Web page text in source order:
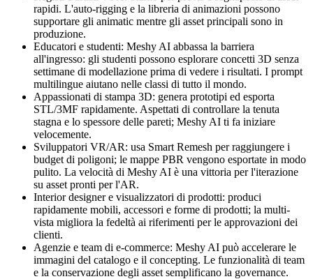
rapidi. L'auto-rigging e la libreria di animazioni possono
supportare gli animatic mentre gli asset principali sono in
produzione.
Educatori e studenti: Meshy AI abbassa la barriera
all'ingresso: gli studenti possono esplorare concetti 3D senza
settimane di modellazione prima di vedere i risultati. I prompt
multilingue aiutano nelle classi di tutto il mondo.
Appassionati di stampa 3D: genera prototipi ed esporta
STL/3MF rapidamente. Aspettati di controllare la tenuta
stagna e lo spessore delle pareti; Meshy AI ti fa iniziare
velocemente.
Sviluppatori VR/AR: usa Smart Remesh per raggiungere i
budget di poligoni; le mappe PBR vengono esportate in modo
pulito. La velocità di Meshy AI è una vittoria per l'iterazione
su asset pronti per l'AR.
Interior designer e visualizzatori di prodotti: produci
rapidamente mobili, accessori e forme di prodotti; la multi-
vista migliora la fedeltà ai riferimenti per le approvazioni dei
clienti.
Agenzie e team di e-commerce: Meshy AI può accelerare le
immagini del catalogo e il concepting. Le funzionalità di team
e la conservazione degli asset semplificano la governance.